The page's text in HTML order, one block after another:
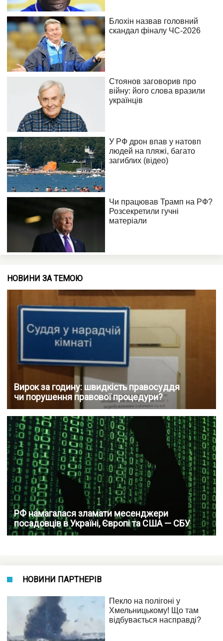
НОВИНИ ЗА ТЕМОЮ
Вирок за годину: швидкість правосуддя
чи порушення правової процедури?
РФ намагалася зламати месенджери
посадовців в Україні, Європі та США — СБУ
НОВИНИ ПАРТНЕРІВ